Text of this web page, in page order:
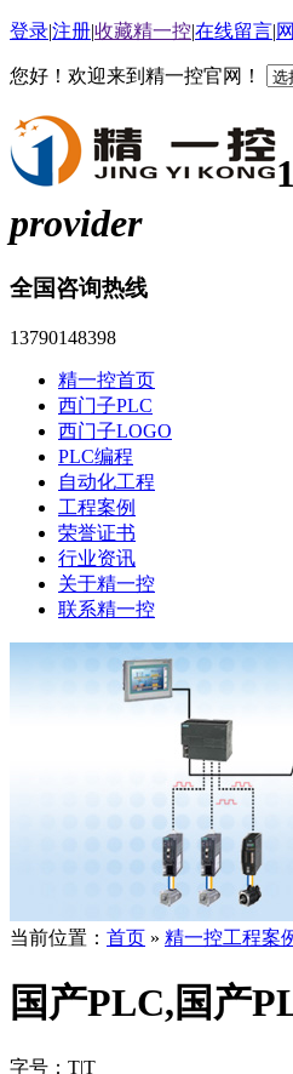
登录|注册|收藏精一控|在线留言|
您好！欢迎来到精一控官网！
provider
全国咨询热线
13790148398
精一控首页
西门子PLC
西门子LOGO
PLC编程
自动化工程
工程案例
荣誉证书
行业资讯
关于精一控
联系精一控
当前位置： 首页 » 精一控工程案
国产PLC,国产
字号： TT